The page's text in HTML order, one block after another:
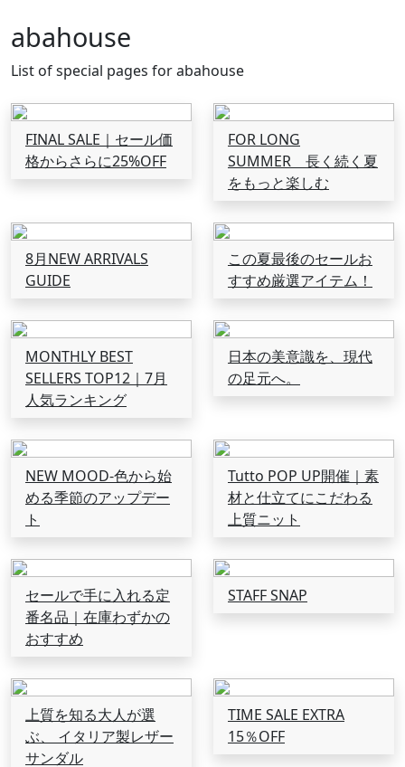
abahouse
List of special pages for abahouse
FINAL SALE｜セール価
格からさらに25%OFF
FOR LONG
SUMMER 長く続く夏
をもっと楽しむ
8月NEW ARRIVALS
GUIDE
この夏最後のセールお
すすめ厳選アイテム！
MONTHLY BEST
SELLERS TOP12｜7月
人気ランキング
日本の美意識を、現代
の足元へ。
NEW MOOD-色から始
める季節のアップデー
ト
Tutto POP UP開催｜素
材と仕立てにこだわる
上質ニット
セールで手に入れる定
番名品｜在庫わずかの
おすすめ
STAFF SNAP
上質を知る大人が選
ぶ、 イタリア製レザー
サンダル
TIME SALE EXTRA
15％OFF